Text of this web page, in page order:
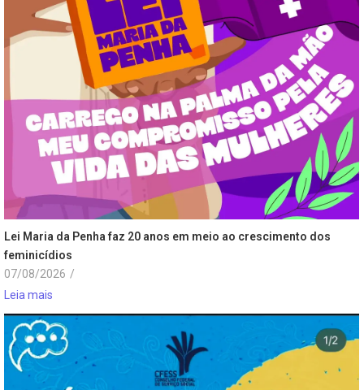
Lei Maria da Penha faz 20 anos em meio ao crescimento dos
feminicídios
07/08/2026 /
Leia mais